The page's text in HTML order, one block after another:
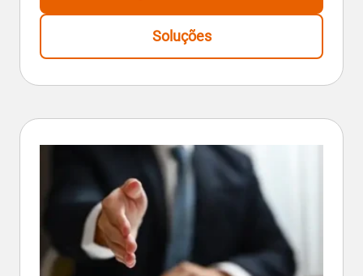
Soluções